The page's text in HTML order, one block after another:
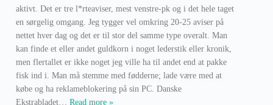
aktivt. Det er tre l*rteaviser, mest venstre-pk og i det hele taget
en sørgelig omgang. Jeg tygger vel omkring 20-25 aviser på
nettet hver dag og det er til stor del samme type overalt. Man
kan finde et eller andet guldkorn i noget lederstik eller kronik,
men flertallet er ikke noget jeg ville ha til andet end at pakke
fisk ind i. Man må stemme med fødderne; lade være med at
købe og ha reklameblokering på sin PC. Danske
Ekstrabladet
Read more »